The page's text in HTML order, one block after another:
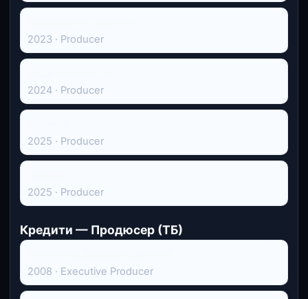
2023 · Producer
2024 · Producer
2025 · Producer
2025 · Producer
Кредити — Продюсер (ТБ)
2008 · Executive Producer